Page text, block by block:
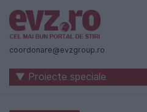
Știri
naționale
internaționale
coordonare@evzgroup.ro
▼ Proiecte speciale